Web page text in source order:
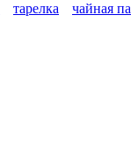
тарелка
чайная